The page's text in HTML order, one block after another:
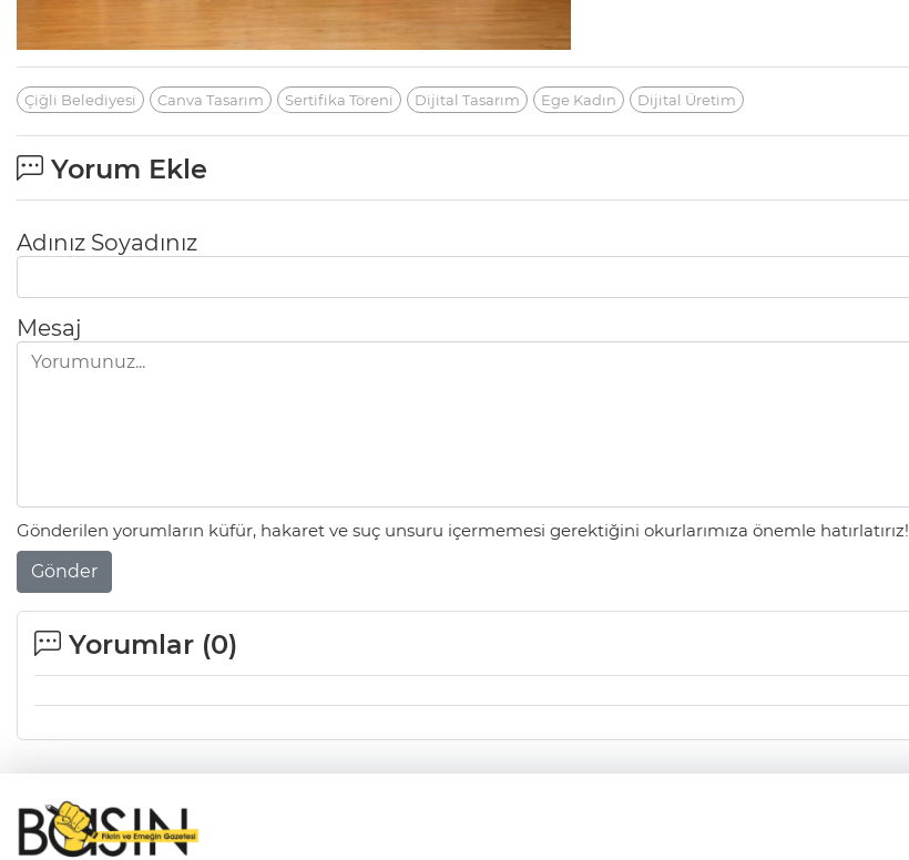
Çiğli Belediyesi Canva Tasarım Sertifika Töreni Dijital Tasarım Ege Kadın Dijital Üretim
Yorum Ekle
Adınız Soyadınız
Mesaj
Gönderilen yorumların küfür, hakaret ve suç unsuru içermemesi gerektiğini okurlarımıza önemle hatırlatırız!
Gönder
Yorumlar (0)